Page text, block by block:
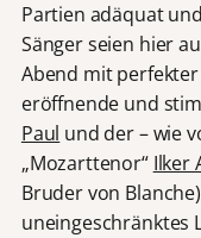
Partien adäquat
Sänger seien hier
Abend mit
eröffnende und
Paul und der – wie
„Mozarttenor“ Ilker
Bruder von
uneingeschränktes